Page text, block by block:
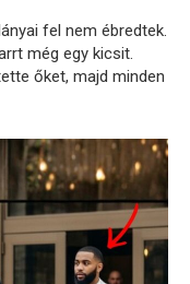
fel nem ébredtek.
még egy kicsit.
őket, majd minden